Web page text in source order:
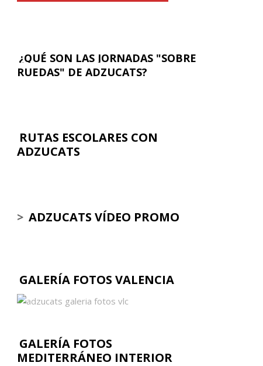
¿QUÉ SON LAS JORNADAS "SOBRE
RUEDAS" DE ADZUCATS?
RUTAS ESCOLARES CON
ADZUCATS
> ADZUCATS VÍDEO PROMO
GALERÍA FOTOS VALENCIA
GALERÍA FOTOS
MEDITERRÁNEO INTERIOR